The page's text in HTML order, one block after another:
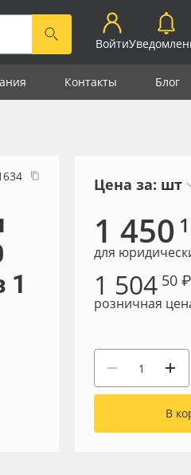
Войти
Контакты Блог
1
Цена за: шт
1 450
для
1 504 50 ₽
розничная
В